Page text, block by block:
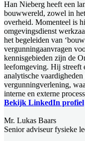
Han Nieberg heeft een
bouwwereld, zowel in
overheid. Momenteel is
omgevingsdienst
het begeleiden van
vergunningaanvragen
kennisgebieden zijn de
leefomgeving. Hij streeft
analytische
vergunningverlening,
interne en externe
Bekijk LinkedIn profiel
Mr. Lukas Baars
Senior adviseur fysieke